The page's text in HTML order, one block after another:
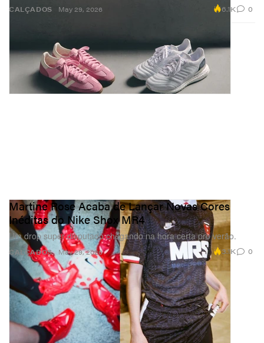
CALÇADOS May 29, 2026 6.1K 0
CALÇADOS
Martine Rose Acaba de Lançar Novas Cores
Inéditas do Nike Shox MR4
Um drop super disputado chegando na hora certa pro verão.
May 29, 2026 3.1K 0